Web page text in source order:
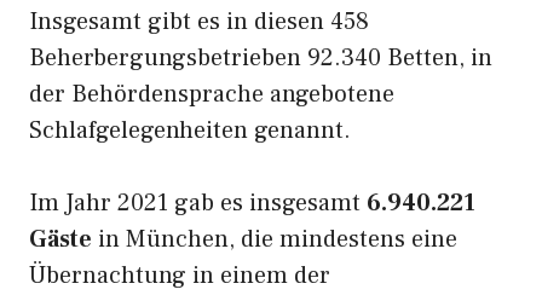
Insgesamt gibt es in diesen 458
Beherbergungsbetrieben 92.340 Betten, in
der Behördensprache angebotene
Schlafgelegenheiten genannt.
Im Jahr 2021 gab es insgesamt 6.940.221
Gäste in München, die mindestens eine
Übernachtung in einem der